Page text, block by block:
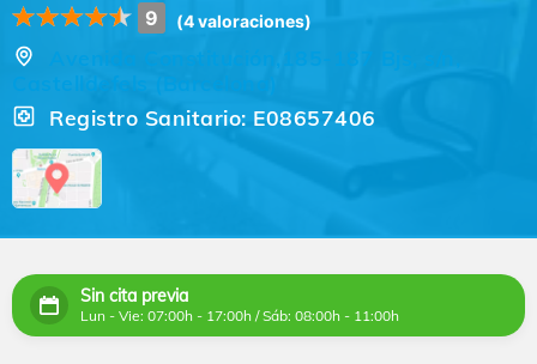
9 (4 valoraciones)
Registro Sanitario: E08657406
Sin cita previa
Lun - Vie: 07:00h - 17:00h / Sáb: 08:00h - 11:00h